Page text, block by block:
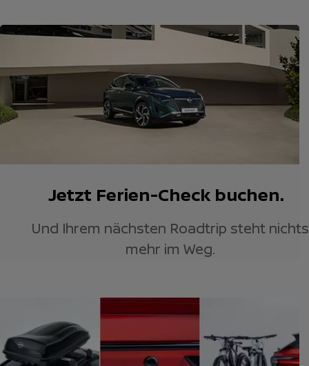
Jetzt Ferien-Check buchen.
Und Ihrem nächsten Roadtrip steht nichts
mehr im Weg.